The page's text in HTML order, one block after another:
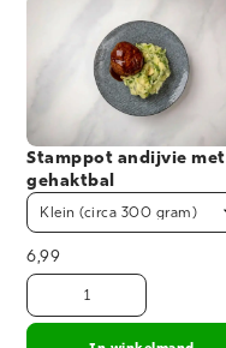
Stamppot andijvie met
gehaktbal
6,99